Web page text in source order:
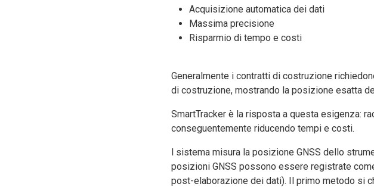
Acquisizione automatica dei dati
Massima precisione
Risparmio di tempo e costi
Generalmente i contratti di costruzione
di costruzione, mostrando la posizione esatta
SmartTracker è la risposta a questa esigenza:
conseguentemente riducendo tempi e costi.
l sistema misura la posizione GNSS dello
posizioni GNSS possono essere registrate
post-elaborazione dei dati). Il primo metodo si